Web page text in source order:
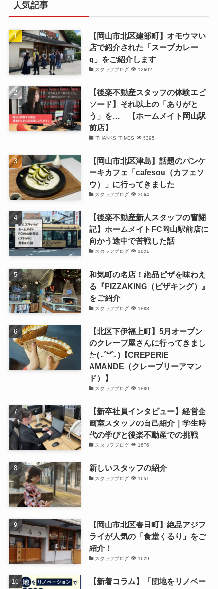
ブ
人気記事
【岡山市北区建部町】オモウマい
店で紹介された「スープカレー
q」をご紹介します
スタッフブログ 12602
【後楽不動産スタッフの体験エピ
ソード】それ以上の「ありがと
う」を… 【ホームメイト岡山駅
前店】
”THANKS!”TIMES 5395
【岡山市北区津島】話題のパンケ
ーキカフェ「cafesou（カフェソ
ウ）」に行ってきました
スタッフブログ 3064
【後楽不動産新人スタッフの奮闘
記】ホームメイトFC岡山駅前店に
向かう途中で苦戦した話
スタッフブログ 1931
和気町の名店！絶品ピザを味わえ
る『PIZZAKING（ピザキング）』
をご紹介
スタッフブログ 1888
【北区下伊福上町】5月オープン
のクレープ屋さんに行ってきまし
た( ˶ˆ꒳ˆ˵ )【CREPERIE
AMANDE（クレープリーアマン
ド）】
スタッフブログ 1880
【新卒社員インタビュー】経営企
画室スタッフの自己紹介｜学生時
代の学びと後楽不動産での挑戦
スタッフブログ 1676
新しいスタッフの紹介
スタッフブログ 1651
【岡山市北区春日町】絶品アジフ
ライが人気の「食堂くるり」をご
紹介！
スタッフブログ 1629
【新着コラム】「団地をリノベー